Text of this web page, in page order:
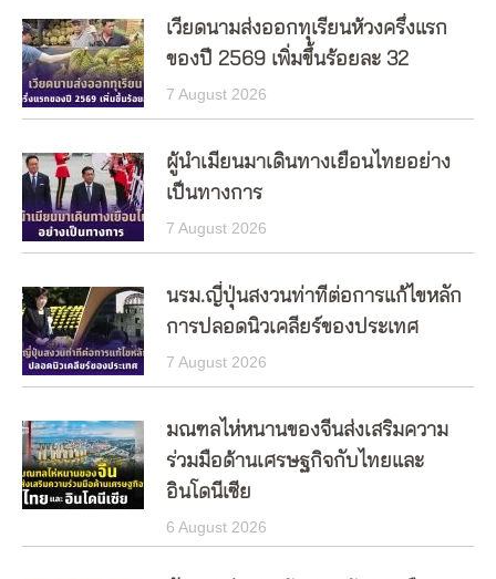
เวียดนามส่งออกทุเรียนห้วงครึ่งแรก
ของปี 2569 เพิ่มขึ้นร้อยละ 32
7 August 2026
ผู้นำเมียนมาเดินทางเยือนไทยอย่าง
เป็นทางการ
7 August 2026
นรม.ญี่ปุ่นสงวนท่าทีต่อการแก้ไขหลัก
การปลอดนิวเคลียร์ของประเทศ
7 August 2026
มณฑลไห่หนานของจีนส่งเสริมความ
ร่วมมือด้านเศรษฐกิจกับไทยและ
อินโดนีเซีย
6 August 2026